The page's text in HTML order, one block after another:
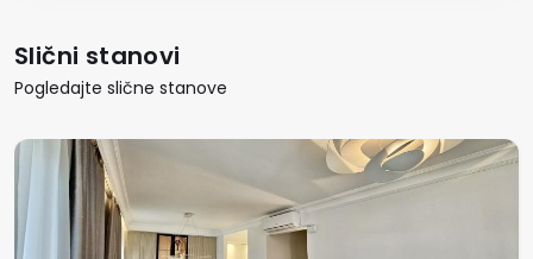
Slični stanovi
Pogledajte slične stanove